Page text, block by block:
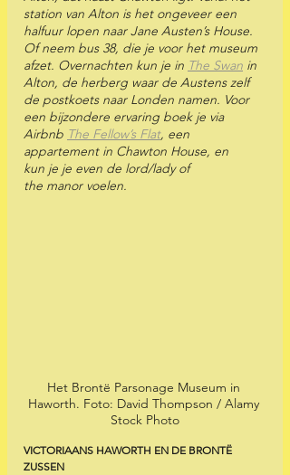
station van Alton is het ongeveer een
halfuur lopen naar Jane Austen’s House.
Of neem bus 38, die je voor het museum
afzet. Overnachten kun je in The Swan in
Alton, de herberg waar de Austens zelf
de postkoets naar Londen namen. Voor
een bijzondere ervaring boek je via
Airbnb The Fellow’s Flat, een
appartement in Chawton House, en
kun je je even de lord/lady of
the manor voelen.
Het Brontë Parsonage Museum in
Haworth. Foto: David Thompson / Alamy
Stock Photo
VICTORIAANS HAWORTH EN DE BRONTË
ZUSSEN